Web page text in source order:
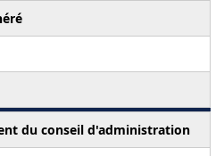
du conseil d'administration